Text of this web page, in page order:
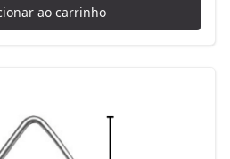
ao carrinho